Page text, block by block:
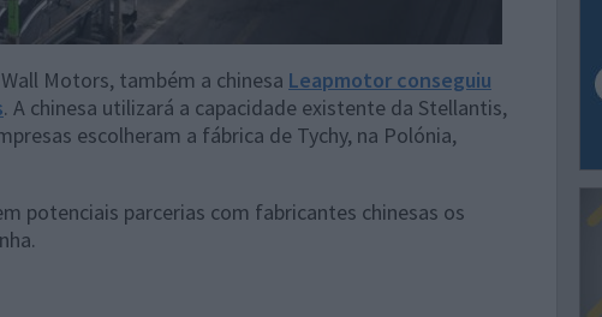
Motors, também a chinesa Leapmotor conseguiu
. A chinesa utilizará a capacidade existente da Stellantis,
escolheram a fábrica de Tychy, na Polónia,
potenciais parcerias com fabricantes chinesas os